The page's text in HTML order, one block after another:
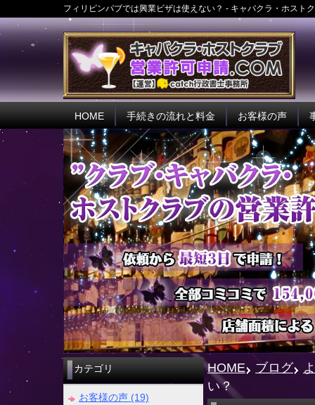
フィリピンパブでは興業ビザは使えない？ - キャバクラ・ホスト
HOME 手続きの流れと料金 お客様の声
HOME ブログ
い？
カテゴリ
お客様の声 (19)